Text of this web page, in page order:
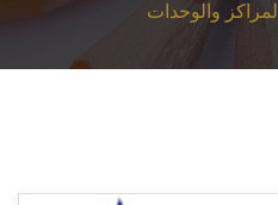
المراكز والوحدات